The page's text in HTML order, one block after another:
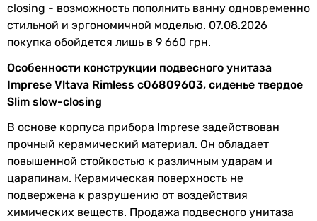
унитаз подвесной (под инсталяцию)
Установка
подвесной
подвесной
подвесной
подвесной
подвесной
подвесной
подвесной
подвесной
подвесной
подвесной
Производство Чешская Республика
Комплектация унитаз, сиденье
Физические характеристики
Ширина 35,5 см
Глубина 51,5 см
Высота 36,5 см
closing - возможность пополнить ванну одновременно
стильной и эргономичной моделью. 07.08.2026
покупка обойдется лишь в 9 660 грн.
Особенности конструкции подвесного унитаза
Imprese Vltava Rimless c06809603, сиденье твердое
Slim slow-closing
В основе корпуса прибора Imprese задействован
прочный керамический материал. Он обладает
повышенной стойкостью к различным ударам и
царапинам. Керамическая поверхность не
подвержена к разрушению от воздействия
химических веществ. Продажа подвесного унитаза